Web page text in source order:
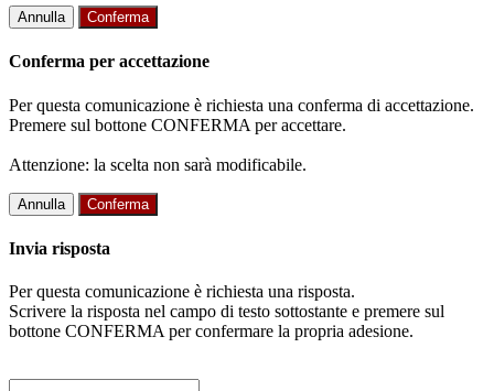
Annulla Conferma
Conferma per accettazione
Per questa comunicazione è richiesta una conferma di accettazione.
Premere sul bottone CONFERMA per accettare.
Attenzione: la scelta non sarà modificabile.
Annulla Conferma
Invia risposta
Per questa comunicazione è richiesta una risposta.
Scrivere la risposta nel campo di testo sottostante e premere sul
bottone CONFERMA per confermare la propria adesione.